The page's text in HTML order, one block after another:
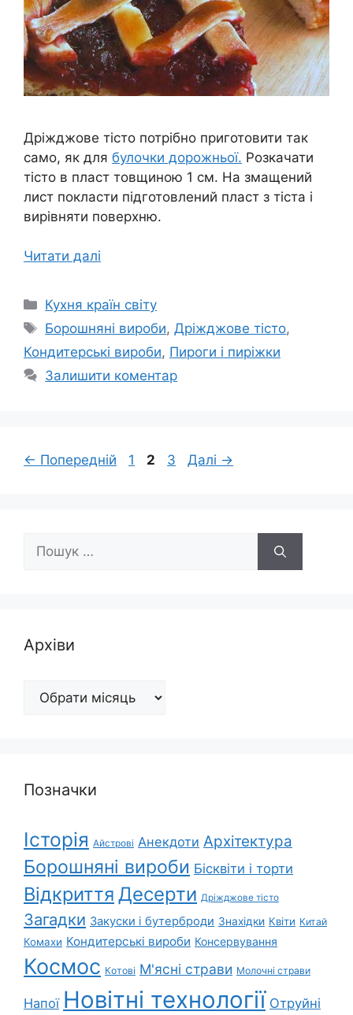
Дріжджове тісто потрібно приготовити так
само, як для булочки дорожньої. Розкачати
тісто в пласт товщиною 1 см. На змащений
лист покласти підготовлений пласт з тіста і
вирівняти поверхню.
Читати далі
Категорії
Кухня країн світу
Позначки
Борошняні вироби,Дріжджове тісто,
Кондитерські вироби, Пироги і пиріжки
Залишити коментар
← Попередній Сторінка
1 Сторінка
2 Сторінка
3 Далі →
Пошук:
Архіви
Архіви
Позначки
Історія Айстрові Анекдоти Архітектура
Борошняні вироби Бісквіти і торти
Відкриття Десерти Дріжджове тісто
Загадки Закуски і бутерброди Знахідки Квіти Китай
Комахи Кондитерські вироби Консервування
Космос Котові М'ясні страви Молочні страви
Напої Новітні технології Отруйні